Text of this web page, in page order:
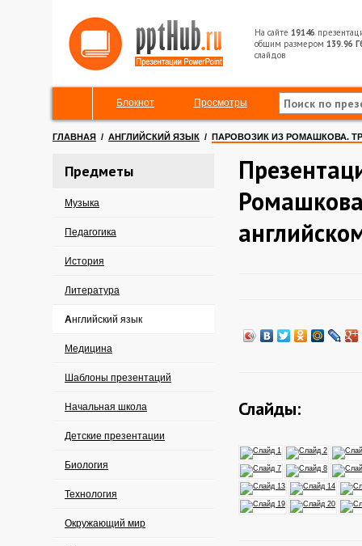
На сайте 19146
общим размером 139.96
слайдов
Блокнот Просмотры
ГЛАВНАЯ / АНГЛИЙСКИЙ ЯЗЫК / ПАРОВОЗИК ИЗ РОМАШКОВА.
Предметы
Музыка
Педагогика
История
Литература
Английский язык
Медицина
Шаблоны презентаций
Начальная школа
Детские презентации
Биология
Технология
Окружающий мир
Слайды: